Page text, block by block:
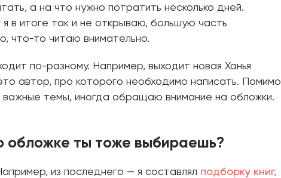
а на что нужно потратить несколько дней.
я в итоге так и не открываю, большую часть
что-то читаю внимательно.
по-разному. Например, выходит новая Ханья
автор, про которого необходимо написать. Помимо
важные темы, иногда обращаю внимание на обложки.
обложке ты тоже выбираешь?
из последнего — я составлял подборку книг,